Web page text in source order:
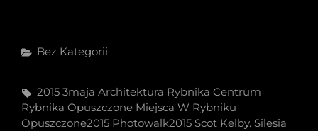
Categories
Bez Kategorii
Tags,
2015 3maja Architektura Rybnika Centrum
Rybnika Opuszczone Miejsca W Rybniku
Opuszczone2015 Photowalk2015 Scot Kelby. Silesia